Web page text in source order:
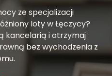
ze specjalizacji
loty w Łęczycy?
kancelarią i otrzymaj
bez wychodzenia z